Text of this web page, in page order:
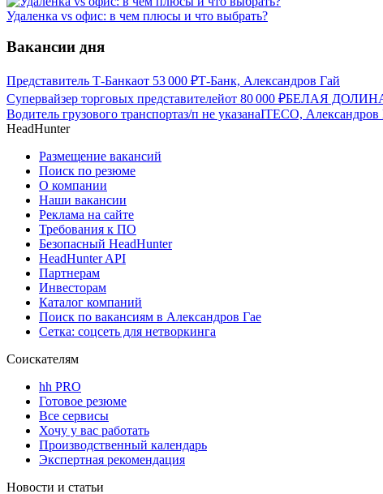
Удаленка vs офис: в чем плюсы и что выбрать?
Вакансии дня
Представитель Т-Банкаот 53 000 ₽Т-Банк, Александров Гай
Супервайзер торговых представителейот 80 000 ₽БЕЛАЯ ДОЛИНА,
Водитель грузового транспортаз/п не указанаITECO, Александров
HeadHunter
Размещение вакансий
Поиск по резюме
О компании
Наши вакансии
Реклама на сайте
Требования к ПО
Безопасный HeadHunter
HeadHunter API
Партнерам
Инвесторам
Каталог компаний
Поиск по вакансиям в Александров Гае
Сетка: соцсеть для нетворкинга
Соискателям
hh PRO
Готовое резюме
Все сервисы
Хочу у вас работать
Производственный календарь
Экспертная рекомендация
Новости и статьи